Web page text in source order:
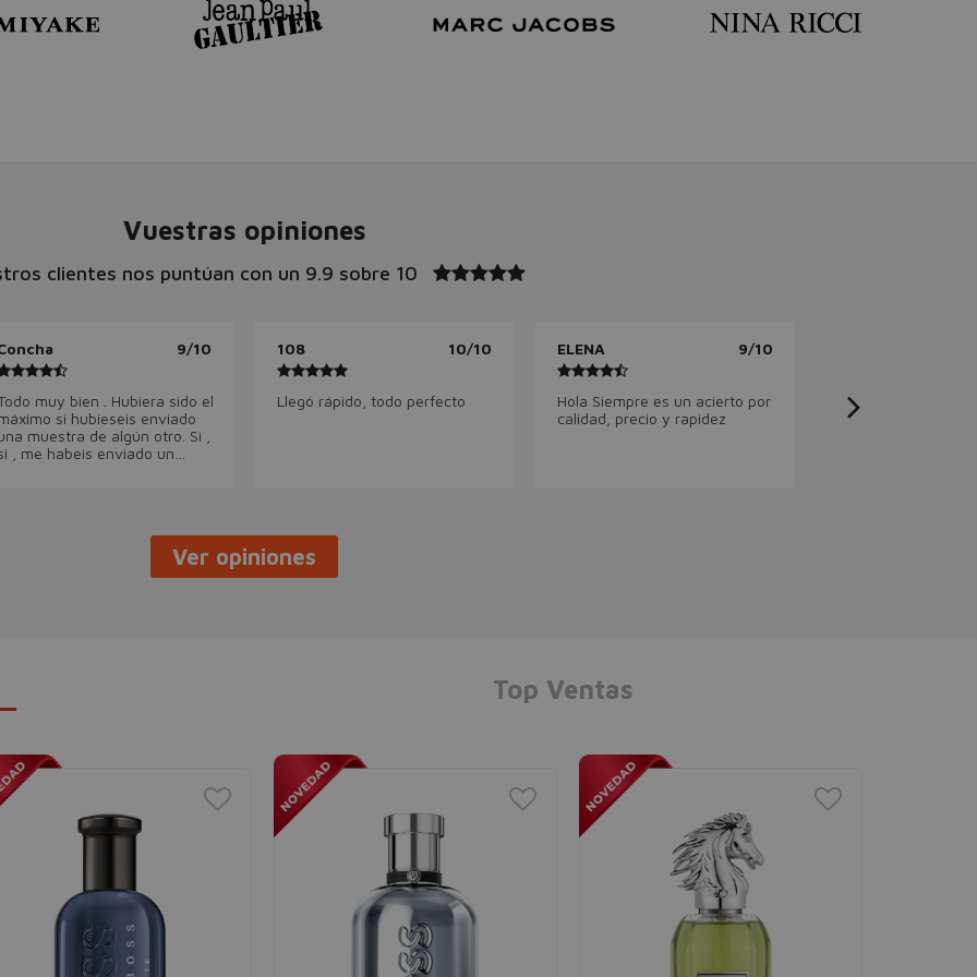
Vuestras opiniones
clientes nos puntúan con un 9.9 sobre 10
9/10
muy bien . Hubiera sido el
si hubieseis enviado
muestra de algún otro. Si ,
, me habeis enviado un
108 10/10
Llegó rápido, todo perfecto
ELENA 9/10
Hola Siempre es un acierto por
calidad, precio y rapidez
Ver opiniones
Top Ventas